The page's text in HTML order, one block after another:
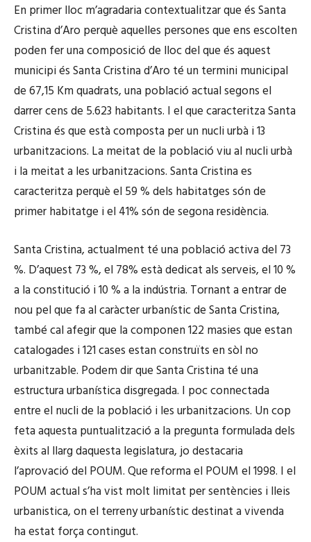
En primer lloc m’agradaria contextualitzar que és Santa
Cristina d’Aro perquè aquelles persones que ens escolten
poden fer una composició de lloc del que és aquest
municipi és Santa Cristina d’Aro té un termini municipal
de 67,15 Km quadrats, una població actual segons el
darrer cens de 5.623 habitants. I el que caracteritza Santa
Cristina és que està composta per un nucli urbà i 13
urbanitzacions. La meitat de la població viu al nucli urbà
i la meitat a les urbanitzacions. Santa Cristina es
caracteritza perquè el 59 % dels habitatges són de
primer habitatge i el 41% són de segona residència.
Santa Cristina, actualment té una població activa del 73
%. D’aquest 73 %, el 78% està dedicat als serveis, el 10 %
a la constitució i 10 % a la indústria. Tornant a entrar de
nou pel que fa al caràcter urbanístic de Santa Cristina,
també cal afegir que la componen 122 masies que estan
catalogades i 121 cases estan construïts en sòl no
urbanitzable. Podem dir que Santa Cristina té una
estructura urbanística disgregada. I poc connectada
entre el nucli de la població i les urbanitzacions. Un cop
feta aquesta puntualització a la pregunta formulada dels
èxits al llarg daquesta legislatura, jo destacaria
l’aprovació del POUM. Que reforma el POUM el 1998. I el
POUM actual s’ha vist molt limitat per sentències i lleis
urbanistica, on el terreny urbanístic destinat a vivenda
ha estat força contingut.